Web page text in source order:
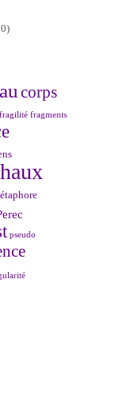
corps
fragilité fragments
pseudo